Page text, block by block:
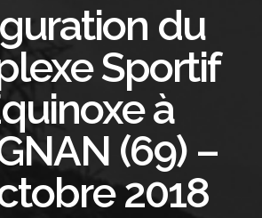
du
Sportif
à
(69) –
2018